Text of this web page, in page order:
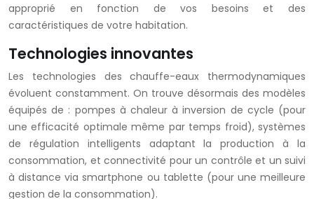
approprié en fonction de vos besoins et des
caractéristiques de votre habitation.
Technologies innovantes
Les technologies des chauffe-eaux thermodynamiques
évoluent constamment. On trouve désormais des modèles
équipés de : pompes à chaleur à inversion de cycle (pour
une efficacité optimale même par temps froid), systèmes
de régulation intelligents adaptant la production à la
consommation, et connectivité pour un contrôle et un suivi
à distance via smartphone ou tablette (pour une meilleure
gestion de la consommation).